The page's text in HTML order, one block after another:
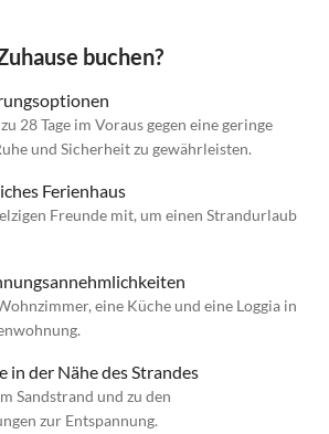
buchen?
28 Tage im Voraus gegen eine geringe
und Sicherheit zu gewährleisten.
Ferienhaus
Freunde mit, um einen Strandurlaub
eine Küche und eine Loggia in
in der Nähe des Strandes
Sandstrand und zu den
zur Entspannung.